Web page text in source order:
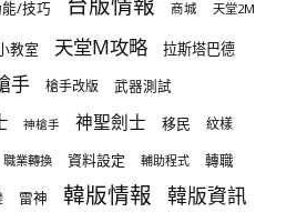
/技巧 商城 天堂2M
教室 天堂M攻略 拉斯塔巴德
手 槍手改版 武器測試
神槍手 神聖劍士 移民 紋樣
職業轉換 資料設定 輔助程式 轉職
雷神 韓版情報 韓版資訊